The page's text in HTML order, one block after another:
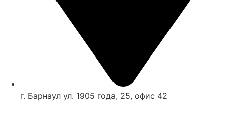
г. Барнаул ул. 1905 года, 25, офис 42